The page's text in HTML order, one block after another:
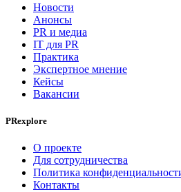
Новости
Анонсы
PR и медиа
IT для PR
Практика
Экспертное мнение
Кейсы
Вакансии
PRexplore
О проекте
Для сотрудничества
Политика
Контакты